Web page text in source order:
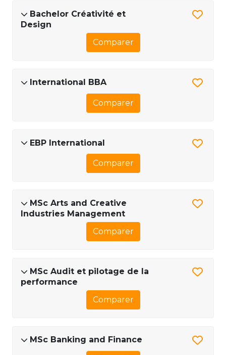
Bachelor Créativité et
Design
Comparer
International BBA
Comparer
EBP International
Comparer
MSc Arts and Creative
Industries Management
Comparer
MSc Audit et pilotage de la
performance
Comparer
MSc Banking and Finance